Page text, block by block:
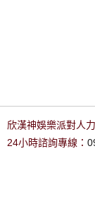
欣漢神娛樂派對人
24小時諮詢專線：